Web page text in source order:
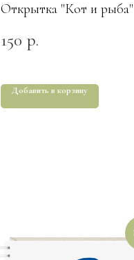
Открытка "Кот и рыба"
150 р.
Добавить в корзину